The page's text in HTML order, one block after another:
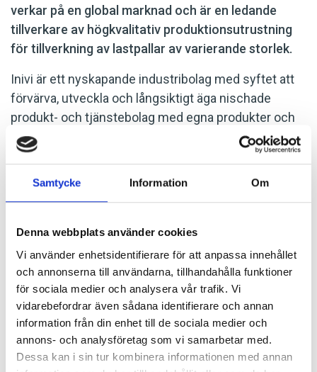
Samtycke Information Om
Denna webbplats använder cookies
Vi använder enhetsidentifierare för att anpassa innehållet
och annonserna till användarna, tillhandahålla funktioner
för sociala medier och analysera vår trafik. Vi
vidarebefordrar även sådana identifierare och annan
information från din enhet till de sociala medier och
annons- och analysföretag som vi samarbetar med.
Dessa kan i sin tur kombinera informationen med annan
verkar på en global marknad och är en ledande
tillverkare av högkvalitativ produktionsutrustning
för tillverkning av lastpallar av varierande storlek.
Inivi är ett nyskapande industribolag med syftet att
förvärva, utveckla och långsiktigt äga nischade
produkt- och tjänstebolag med egna produkter och
varumärken inom industri.
” -Vi är mycket stolta över att IMH Machinery har valt
att bli en del av INIVI då vi är övertygade om att vi
tillsammans har en spännande utvecklingsresa
framför oss. IMH Machinery har under lång tid byggt
tilltalar oss och detta borgar för en fortsatt solid
tillväxt som vi aktivt och engagerat ser fram emot att
stötta”, säger Johan Dyberg på INIVI AB.
Weibull M&A var säljarnas rådgivare